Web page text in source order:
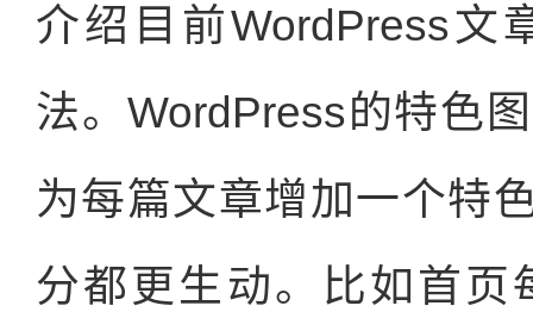
介绍目前WordPress文
法。WordPress的特色
为每篇文章增加一个特
分都更生动。比如首页